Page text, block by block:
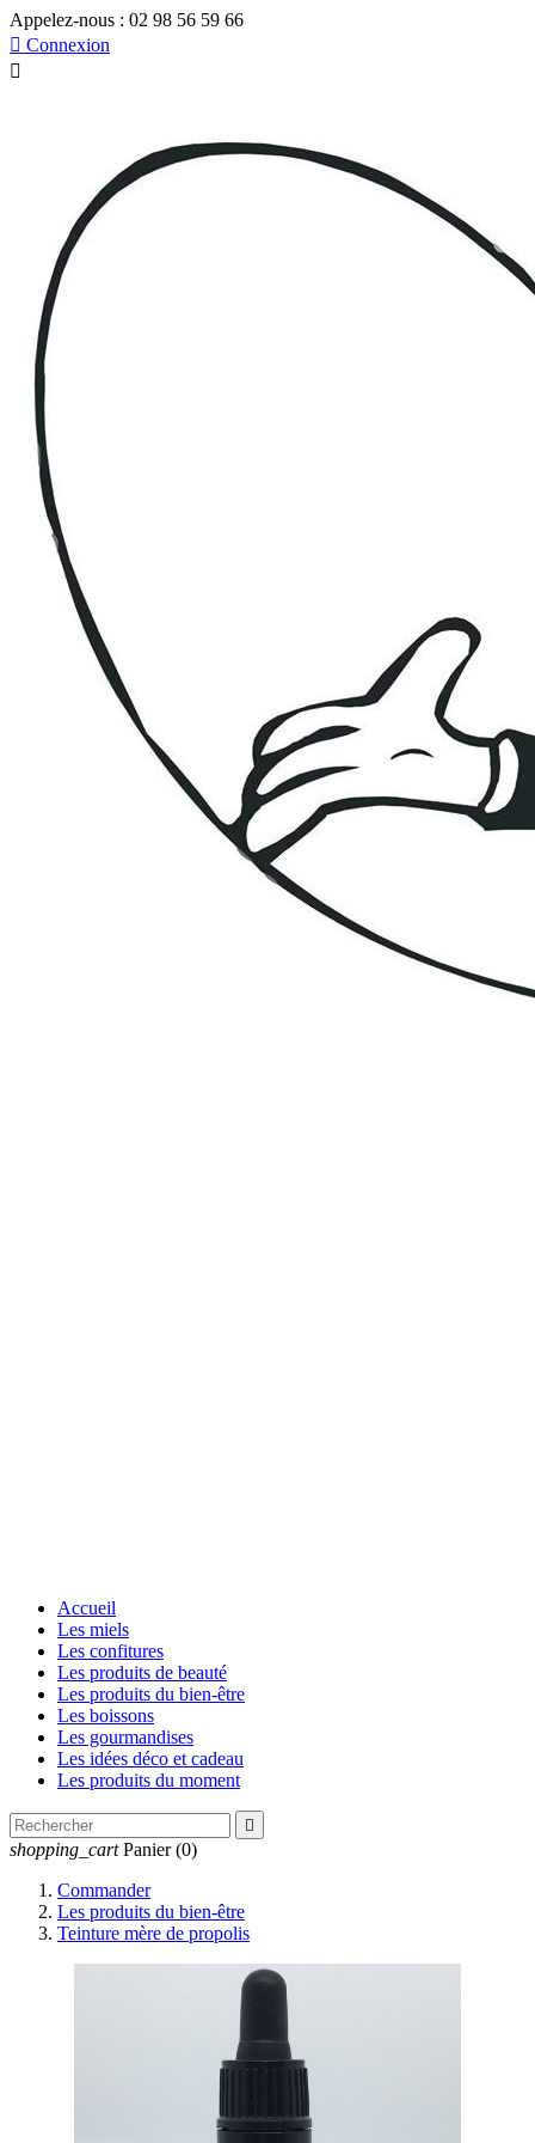
Appelez-nous : 02 98 56 59 66
 Connexion

Accueil
Les miels
Les confitures
Les produits de beauté
Les produits du bien-être
Les boissons
Les gourmandises
Les idées déco et cadeau
Les produits du moment

shopping_cart Panier (0)
Commander
Les produits du bien-être
Teinture mère de propolis